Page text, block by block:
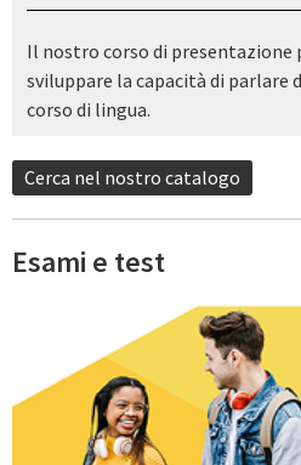
Il nostro corso di presentazione
sviluppare la capacità di parlare
corso di lingua.
Cerca nel nostro catalogo
Esami e test